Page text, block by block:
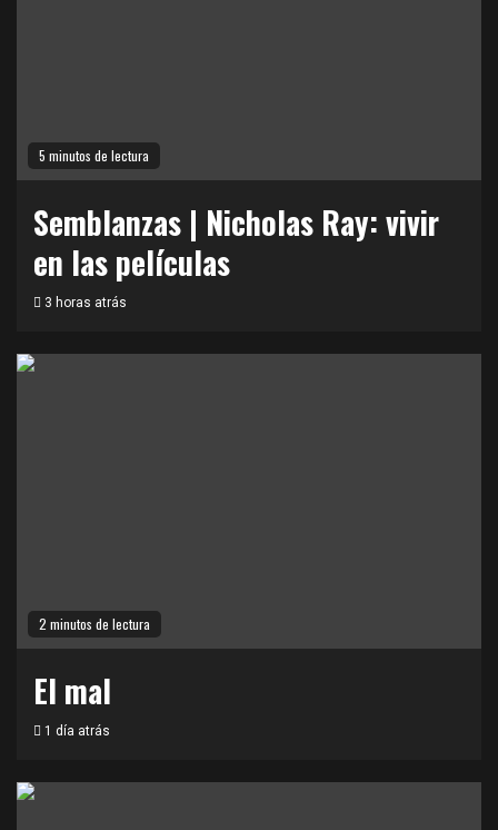
5 minutos de lectura
Semblanzas | Nicholas Ray: vivir
en las películas
3 horas atrás
2 minutos de lectura
El mal
1 día atrás